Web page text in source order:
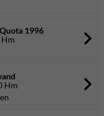
1996
Hm